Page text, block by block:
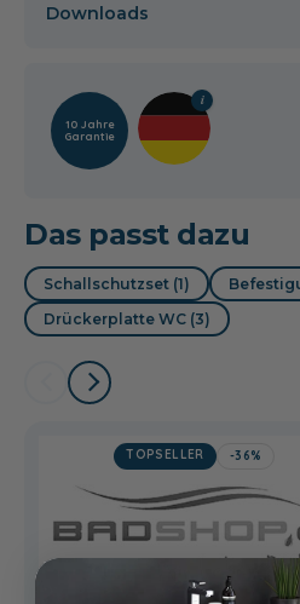
Downloads
10 Jahre
Garantie
Das passt dazu
Schallschutzset (1)
Drückerplatte WC (3)
TOPSELLER -36%